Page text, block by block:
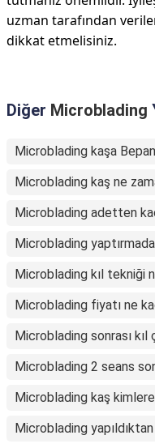
uzman tarafından
dikkat etmelisiniz.
Diğer Microblading
Microblading kaşa
Microblading kaş ne
Microblading adetten
Microblading
Microblading kıl tekniği
Microblading fiyatı ne
Microblading sonrası kıl
Microblading 2 seans
Microblading kaş
Microblading